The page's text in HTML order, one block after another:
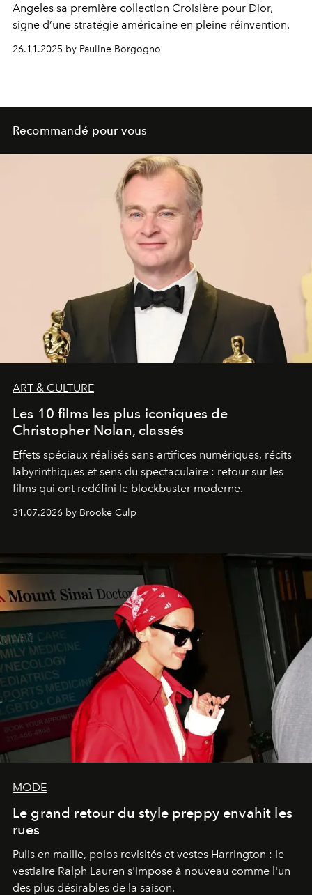
Angeles sa première collection Croisière pour Dior,
signe d’une stratégie américaine en pleine réinvention.
26.11.2025 by Pauline Borgogno
Recommandé pour vous
ART & CULTURE
Les 10 films les plus iconiques de
Christopher Nolan, classés
Effets spéciaux réalisés sans artifices numériques, récits
labyrinthiques et sens du spectaculaire : retour sur les
films qui ont redéfini le blockbuster moderne.
31.07.2026 by Brooke Culp
MODE
Le grand retour du style preppy envahit les
rues
Pulls en maille, polos revisités et vestes Harrington : le
vestiaire Ralph Lauren s'impose à nouveau comme l'un
des plus désirables de la saison.